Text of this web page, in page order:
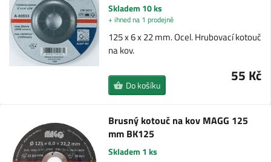
Skladem 10 ks
+ ihned na 1 prodejně
125 x 6 x 22 mm. Ocel. Hrubovací kotouč
na kov.
55 Kč
Do košíku
Brusný kotouč na kov MAGG 125
mm BK125
Skladem 1 ks